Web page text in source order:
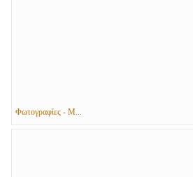
Φωτογραφίες - Μ...